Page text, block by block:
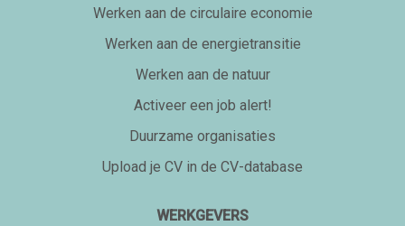
Werken aan de circulaire economie
Werken aan de energietransitie
Werken aan de natuur
Activeer een job alert!
Duurzame organisaties
Upload je CV in de CV-database
WERKGEVERS